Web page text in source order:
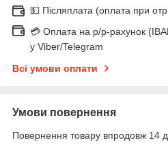
💵 Післяплата (оплата при
💳 Оплата на р/р-рахунок
у Viber/Telegram
Всі умови оплати
Умови повернення
Повернення товару впродовж 14